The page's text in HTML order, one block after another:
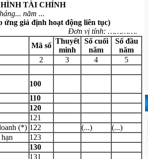
TÀI CHÍNH
năm ...
ứng giả định hoạt động liên tục)
Đơn vị tính: ………….
Mã số
Thuyết
minh
Số cuối
năm
Số đầu
năm
2 3 4
5
100
110
120
121
(*) 122 (...)
(...)
123
130
131